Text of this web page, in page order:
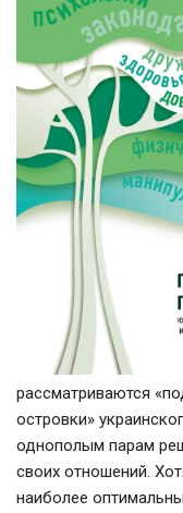
рассматриваются
островки»
однополым парам
своих отношений.
наиболее